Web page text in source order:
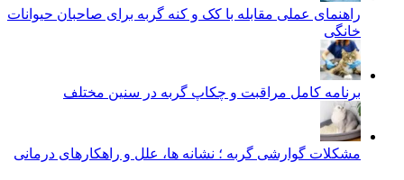
راهنمای عملی مقابله با کک و کنه گربه برای صاحبان حیوانات
خانگی
برنامه کامل مراقبت و چکاپ گربه در سنین مختلف
مشکلات گوارشی گربه ؛ نشانه‌ ها، علل و راهکارهای درمانی